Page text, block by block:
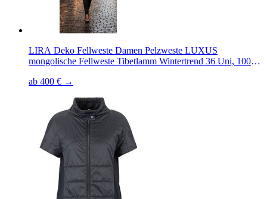
LIRA Deko Fellweste Damen Pelzweste LUXUS
mongolische Fellweste Tibetlamm Wintertrend 36 Uni, 100 %
ab 400 € →